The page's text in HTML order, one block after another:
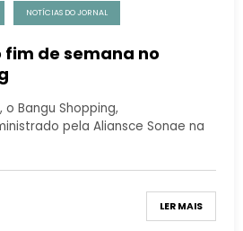
NOTÍCIAS DO JORNAL
de semana no
Bangu Shopping,
pela Aliansce Sonae na
LER MAIS